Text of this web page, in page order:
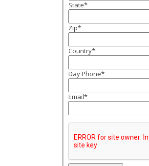
State*
Zip*
Country*
Day Phone*
Email*